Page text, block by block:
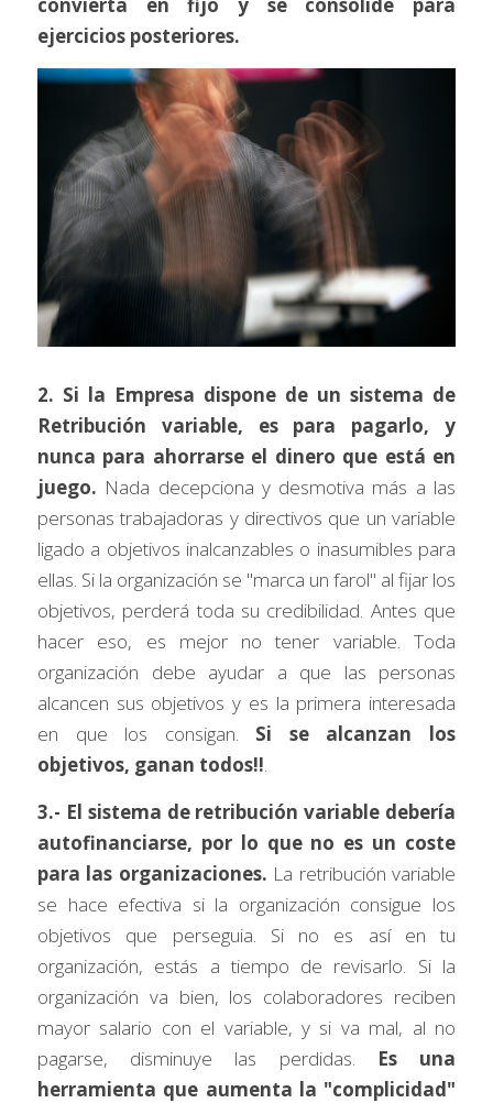
ejercicios posteriores.
2. Si la Empresa dispone de un sistema de
Retribución variable, es para pagarlo, y
nunca para ahorrarse el dinero que está en
juego. Nada decepciona y desmotiva más a las
personas trabajadoras y directivos que un variable
ligado a objetivos inalcanzables o inasumibles para
ellas. Si la organización se "marca un farol" al fijar los
objetivos, perderá toda su credibilidad. Antes que
hacer eso, es mejor no tener variable. Toda
organización debe ayudar a que las personas
alcancen sus objetivos y es la primera interesada
en que los consigan. Si se alcanzan los
objetivos, ganan todos!!.
3.- El sistema de retribución variable debería
autofinanciarse, por lo que no es un coste
para las organizaciones. La retribución variable
se hace efectiva si la organización consigue los
objetivos que perseguia. Si no es así en tu
organización, estás a tiempo de revisarlo. Si la
organización va bien, los colaboradores reciben
mayor salario con el variable, y si va mal, al no
pagarse, disminuye las perdidas. Es una
herramienta que aumenta la "complicidad"